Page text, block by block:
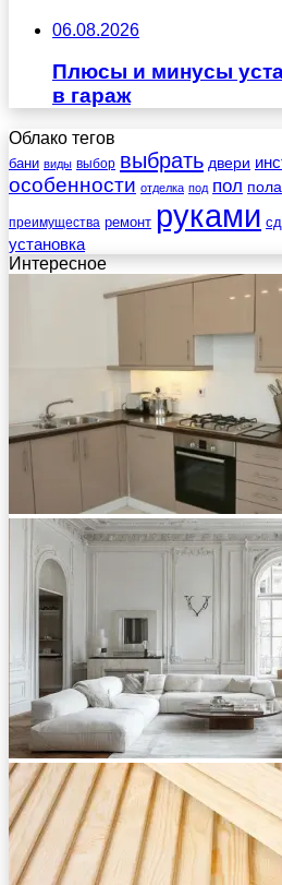
06.08.2026
Плюсы и минусы
в гараж
Облако тегов
бани виды выбор выбрать двери
особенности отделка под пол пола
преимущества ремонт руками
установка
Интересное